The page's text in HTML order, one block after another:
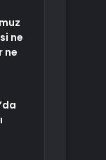
ne
ne